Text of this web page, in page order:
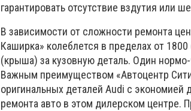
гарантировать отсутствие вздутия или
В зависимости от сложности ремонта
Каширка» колеблется в пределах от
(крыша) за кузовную деталь. Один
Важным преимуществом «Автоцентр
оригинальных деталей Audi с экономией
ремонта авто в этом дилерском центре.